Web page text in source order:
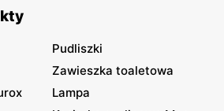
Pudliszki
Zawieszka toaletowa
Lampa